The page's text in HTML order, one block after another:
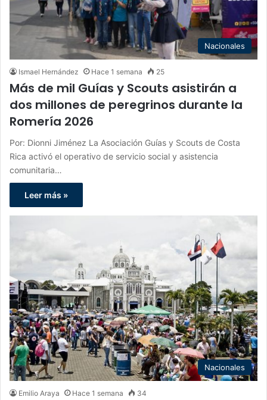
Nacionales
Ismael Hernández Hace 1 semana 25
Más de mil Guías y Scouts asistirán a
dos millones de peregrinos durante la
Romería 2026
Por: Dionni Jiménez La Asociación Guías y Scouts de Costa
Rica activó el operativo de servicio social y asistencia
comunitaria…
Leer más »
Nacionales
Emilio Araya Hace 1 semana 34